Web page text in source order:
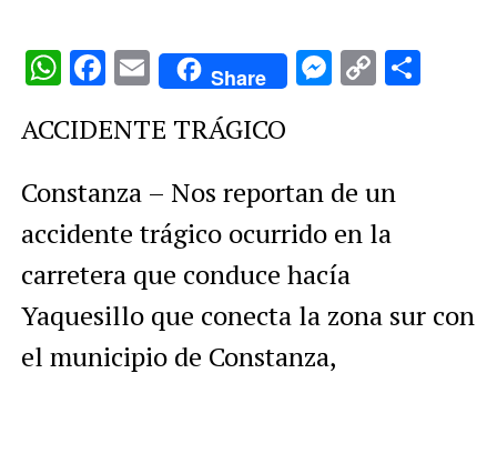
WhatsApp
Facebook
EmailShare
Copy
ACCIDENTE TRÁGICO
Constanza – Nos reportan de un
accidente trágico ocurrido en la
carretera que conduce hacía
Yaquesillo que conecta la zona sur con
el municipio de Constanza,